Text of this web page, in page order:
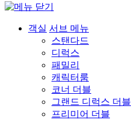
객실 서브 메뉴
스탠다드
디럭스
패밀리
캐릭터룸
코너 더블
그랜드 디럭스 더블
프리미어 더블